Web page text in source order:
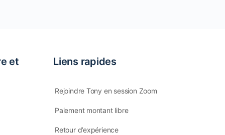
et
Liens rapides
Rejoindre Tony en session Zoom
Paiement montant libre
Retour d’expérience